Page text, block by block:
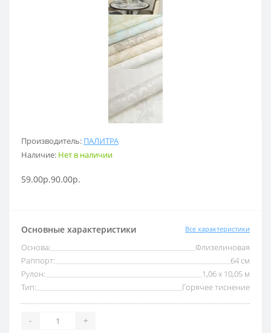
Производитель: ПАЛИТРА
Наличие: Нет в наличии
59.00р.90.00р.
Основные характеристики Все характеристики
Основа:
Флизелиновая
Раппорт:
64 см
Рулон:
1,06 x 10,05 м
Тип:
Горячее тиснение
- +